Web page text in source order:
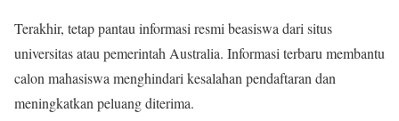
Terakhir, tetap pantau informasi resmi beasiswa dari situs
universitas atau pemerintah Australia. Informasi terbaru membantu
calon mahasiswa menghindari kesalahan pendaftaran dan
meningkatkan peluang diterima.